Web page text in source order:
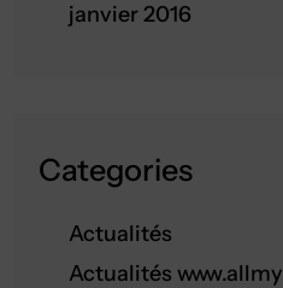
janvier 2016
Categories
Actualités
Actualités